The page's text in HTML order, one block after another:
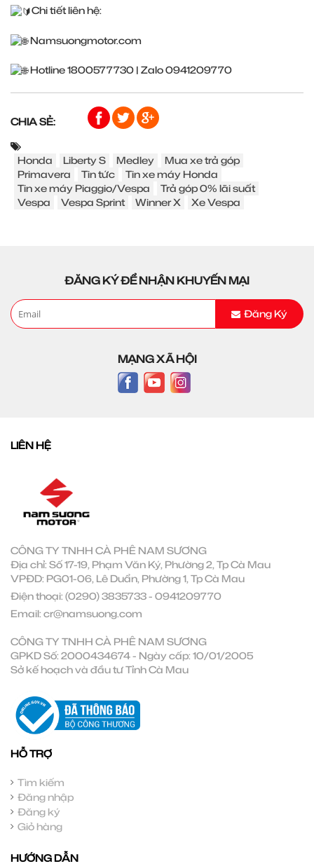
Chi tiết liên hệ:
Namsuongmotor.com
Hotline 1800577730 | Zalo 0941209770
CHIA SẺ:
Honda Liberty S Medley
Mua xe trả góp
Primavera
Tin tức
Tin xe máy Honda
Tin xe máy Piaggio/Vespa
Trả góp 0% lãi suất
Vespa
Vespa Sprint Winner X Xe Vespa
ĐĂNG KÝ ĐỂ NHẬN KHUYẾN MẠI
Đăng Ký
MẠNG XÃ HỘI
LIÊN HỆ
CÔNG TY TNHH CÀ PHÊ NAM SƯƠNG
Địa chỉ: Số 17-19, Phạm Văn Ký, Phường 2, Tp Cà Mau
VPĐD: PG01-06, Lê Duẩn, Phường 1, Tp Cà Mau
Điện thoại: (0290) 3835733- 0941209770
Email: cr@namsuong.com
CÔNG TY TNHH CÀ PHÊ NAM SƯƠNG
GPKD Số: 2000434674 - Ngày cấp: 10/01/2005
Sở kế hoạch và đầu tư Tỉnh Cà Mau
HỖ TRỢ
Tìm kiếm
Đăng nhập
Đăng ký
Giỏ hàng
HƯỚNG DẪN